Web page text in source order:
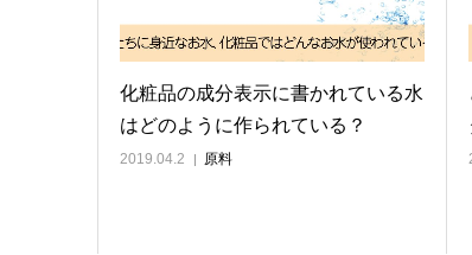
化粧品の成分表示に書かれている水
はどのように作られている？
2019.04.2 原料